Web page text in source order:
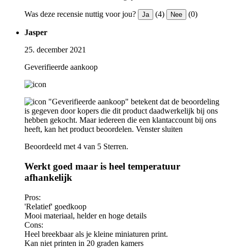
Was deze recensie nuttig voor jou? Ja (4) Nee (0)
Jasper
25. december 2021
Geverifieerde aankoop
"Geverifieerde aankoop" betekent dat de beoordeling
is gegeven door kopers die dit product daadwerkelijk bij ons
hebben gekocht. Maar iedereen die een klantaccount bij ons
heeft, kan het product beoordelen. Venster sluiten
Beoordeeld met 4 van 5 Sterren.
Werkt goed maar is heel temperatuur
afhankelijk
Pros:
'Relatief' goedkoop
Mooi materiaal, helder en hoge details
Cons:
Heel breekbaar als je kleine miniaturen print.
Kan niet printen in 20 graden kamers